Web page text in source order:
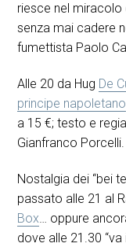
riesce nel
senza mai cadere
fumettista Paolo
Alle 20 da Hug De
principe napoletano
a 15 €; testo e
Gianfranco Porcelli.
Nostalgia dei “bei
passato alle 21 al
Box… oppure
dove alle 21.30 “va